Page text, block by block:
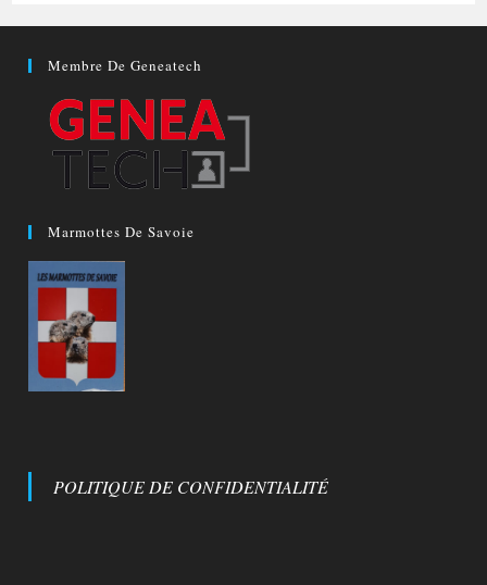
Membre De Geneatech
Marmottes De Savoie
POLITIQUE DE CONFIDENTIALITÉ